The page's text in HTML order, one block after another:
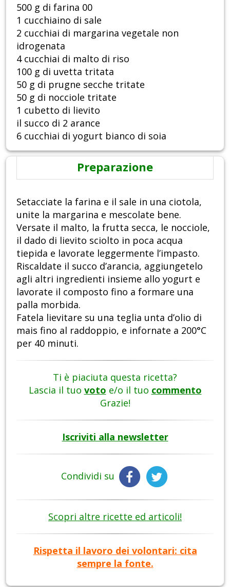
500 g di farina 00
1 cucchiaino di sale
2 cucchiai di margarina vegetale non
idrogenata
4 cucchiai di malto di riso
100 g di uvetta tritata
50 g di prugne secche tritate
50 g di nocciole tritate
1 cubetto di lievito
il succo di 2 arance
6 cucchiai di yogurt bianco di soia
Preparazione
Setacciate la farina e il sale in una ciotola,
unite la margarina e mescolate bene.
Versate il malto, la frutta secca, le nocciole,
il dado di lievito sciolto in poca acqua
tiepida e lavorate leggermente l’impasto.
Riscaldate il succo d’arancia, aggiungetelo
agli altri ingredienti insieme allo yogurt e
lavorate il composto fino a formare una
palla morbida.
Fatela lievitare su una teglia unta d’olio di
mais fino al raddoppio, e infornate a 200°C
per 40 minuti.
Ti è piaciuta questa ricetta?
Lascia il tuo voto e/o il tuo commento
Grazie!
Iscriviti alla newsletter
Condividi su
Scopri altre ricette ed articoli!
Rispetta il lavoro dei volontari: cita
sempre la fonte.